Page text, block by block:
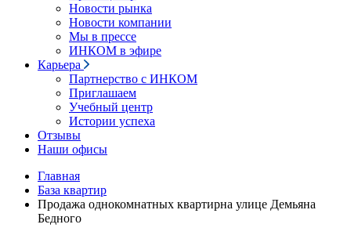
Новости рынка
Новости компании
Мы в прессе
ИНКОМ в эфире
Карьера
Партнерство с ИНКОМ
Приглашаем
Учебный центр
Истории успеха
Отзывы
Наши офисы
Главная
База квартир
Продажа однокомнатных квартирна улице Демьяна
Бедного